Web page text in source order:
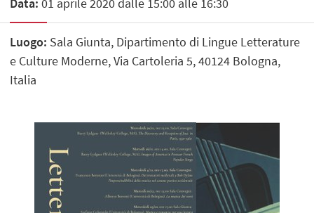
Luogo: Sala Giunta, Dipartimento di Lingue Letterature
e Culture Moderne, Via Cartoleria 5, 40124 Bologna,
Italia